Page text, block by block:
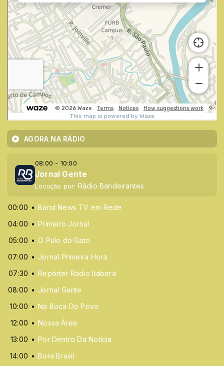
AGORA NA RÁDIO
08:00 - 10:00
Jornal Gente
Locução por: Rádio Bandeirantes
00:00
Band News TV em Rede
04:00
Primeiro Jornal
05:00
O Pulo do Gato
07:00
Jornal Primeira Hora
07:30
Repórter Rádio Itaberá
08:00
Jornal Gente
10:00
Na Boca Do Povo
12:00
Nossa Área
13:00
Por Dentro Da Notícia
14:00
Bora Brasil